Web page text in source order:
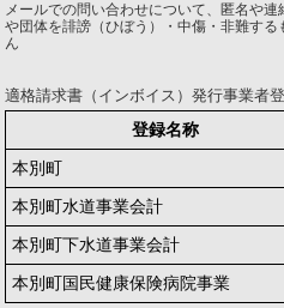
メールでの問い合わせについて、匿名や
や団体を誹謗（ひぼう）・中傷・非難す
ん
適格請求書（インボイス）発行事業者
登録名称
本別町
本別町水道事業会計
本別町下水道事業会計
本別町国民健康保険病院事業